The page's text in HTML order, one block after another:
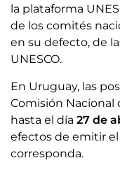
la plataforma
de los comités
en su defecto, de
UNESCO.
En Uruguay, las
Comisión Nacional
hasta el día 27 de
efectos de emitir el
corresponda.